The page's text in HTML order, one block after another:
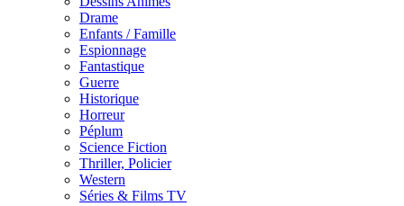
Drame
Enfants / Famille
Espionnage
Fantastique
Guerre
Historique
Horreur
Péplum
Science Fiction
Thriller, Policier
Western
Séries & Films TV